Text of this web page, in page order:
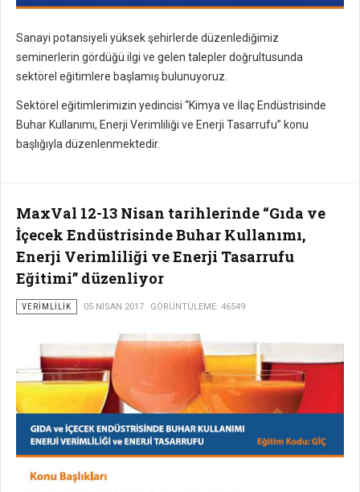
Sanayi potansiyeli yüksek şehirlerde düzenlediğimiz
seminerlerin gördüğü ilgi ve gelen talepler doğrultusunda
sektörel eğitimlere başlamış bulunuyoruz.
Sektörel eğitimlerimizin yedincisi “Kimya ve İlaç Endüstrisinde
Buhar Kullanımı, Enerji Verimliliği ve Enerji Tasarrufu” konu
başlığıyla düzenlenmektedir.
MaxVal 12-13 Nisan tarihlerinde “Gıda ve
İçecek Endüstrisinde Buhar Kullanımı,
Enerji Verimliliği ve Enerji Tasarrufu
Eğitimi” düzenliyor
VERIMLILIK 05 NISAN 2017 GÖRÜNTÜLEME: 46549